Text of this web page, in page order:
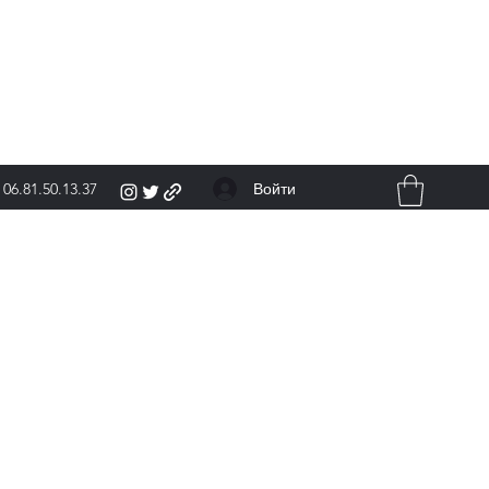
06.81.50.13.37 Войти